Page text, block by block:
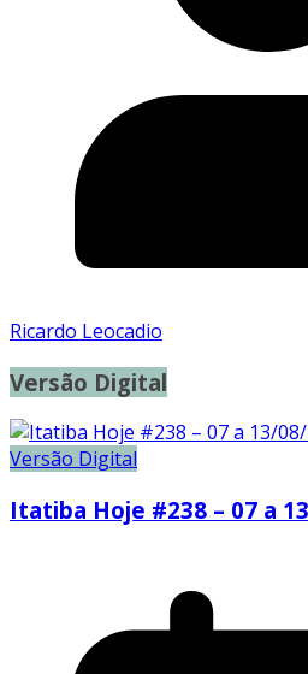
Ricardo Leocadio
Versão Digital
Versão Digital
Itatiba Hoje #238 – 07 a